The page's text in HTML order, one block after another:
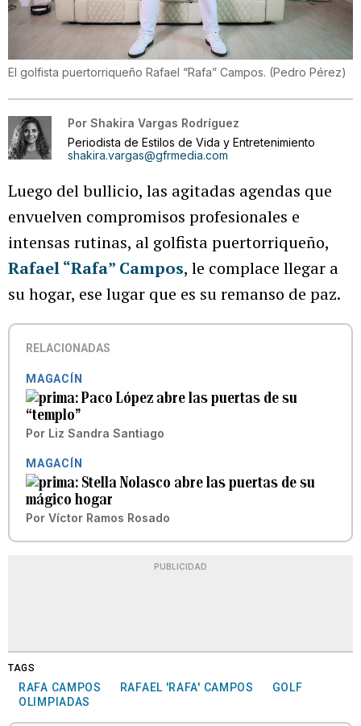
El golfista puertorriqueño Rafael “Rafa” Campos. (Pedro Pérez)
Por Shakira Vargas Rodríguez
Periodista de Estilos de Vida y Entretenimiento
shakira.vargas@gfrmedia.com
Luego del bullicio, las agitadas agendas que
envuelven compromisos profesionales e
intensas rutinas, al golfista puertorriqueño,
Rafael “Rafa” Campos, le complace llegar a
su hogar, ese lugar que es su remanso de paz.
RELACIONADAS
MAGACÍN
Paco López abre las puertas de su
“templo”
Por Liz Sandra Santiago
MAGACÍN
Stella Nolasco abre las puertas de su
mágico hogar
Por Víctor Ramos Rosado
PUBLICIDAD
TAGS
RAFA CAMPOS RAFAEL 'RAFA' CAMPOS
GOLF
OLIMPIADAS